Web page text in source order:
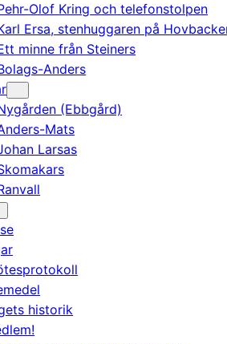
Olof Kring och telefonstolpen
Ersa, stenhuggaren på
minne från Steiners
Anders
(Ebbgård)
Mats
Larsas
historik